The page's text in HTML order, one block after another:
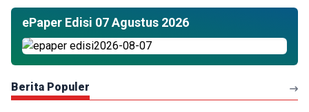
ePaper Edisi 07 Agustus 2026
Berita Populer